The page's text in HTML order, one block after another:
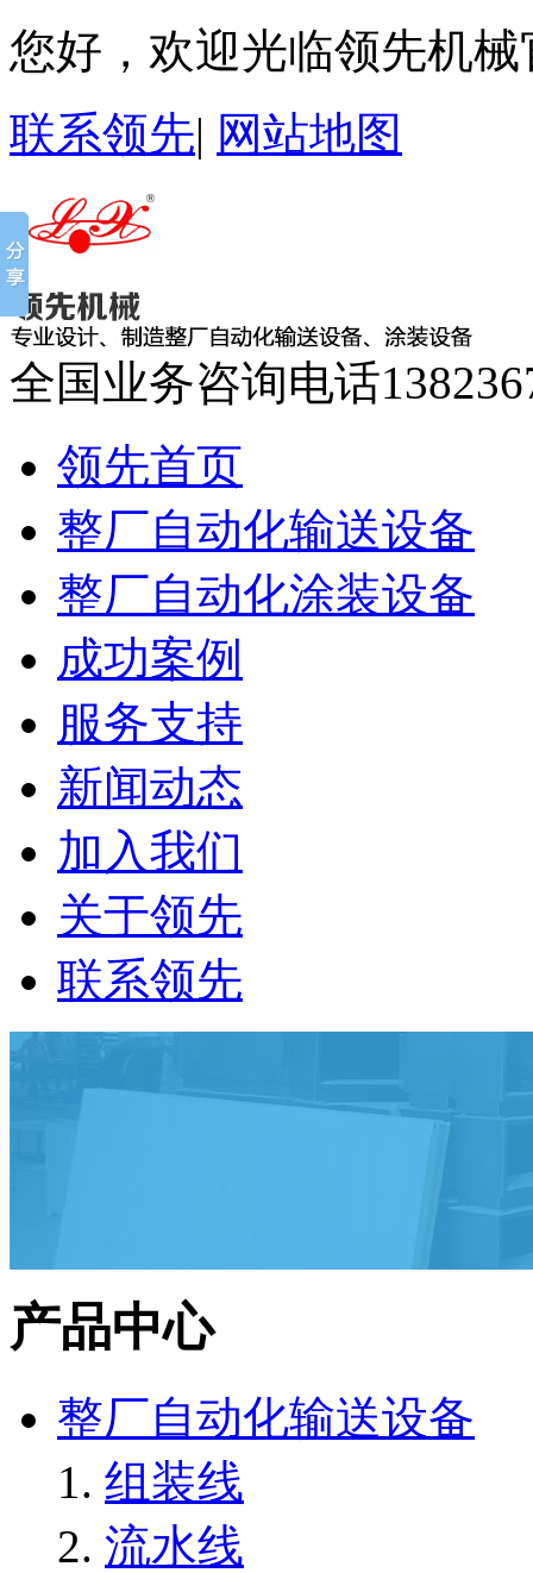
您好，欢迎光临领先机械
联系领先| 网站地图
全国业务咨询电话
领先首页
整厂自动化输送设备
整厂自动化涂装设备
成功案例
服务支持
新闻动态
加入我们
关于领先
联系领先
产品中心
整厂自动化输送设备
组装线
流水线